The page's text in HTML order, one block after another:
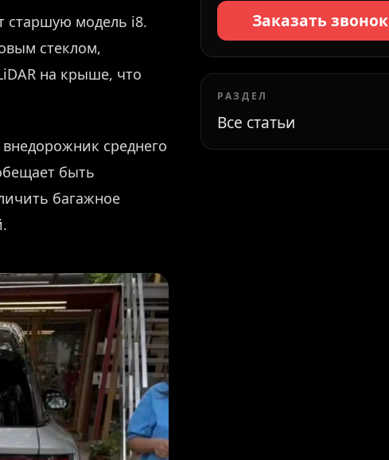
старшую модель i8.
стеклом,
на крыше, что
среднего
быть
багажное
Заказать звонок
РАЗДЕЛ
Все статьи